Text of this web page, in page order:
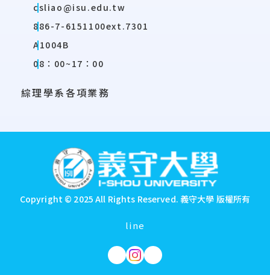
csliao@isu.edu.tw
886-7-6151100ext.7301
A1004B
08：00~17：00
綜理學系各項業務
Copyright © 2025 All Rights Reserved. 義守大學 版權所有
line